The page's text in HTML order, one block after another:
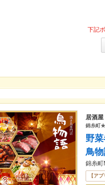
下記
居酒
錦糸町★
野
鳥
錦糸
【ア